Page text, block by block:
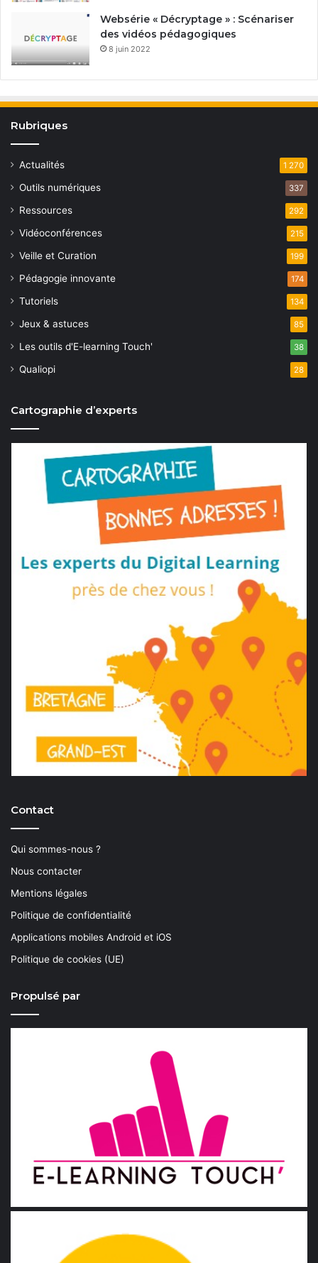
Websérie « Décryptage » : Scénariser
des vidéos pédagogiques
8 juin 2022
Rubriques
Actualités 1 270
Outils numériques 337
Ressources 292
Vidéoconférences 215
Veille et Curation 199
Pédagogie innovante 174
Tutoriels 134
Jeux & astuces 85
Les outils d'E-learning Touch' 38
Qualiopi 28
Cartographie d’experts
Contact
Qui sommes-nous ?
Nous contacter
Mentions légales
Politique de confidentialité
Applications mobiles Android et iOS
Politique de cookies (UE)
Propulsé par